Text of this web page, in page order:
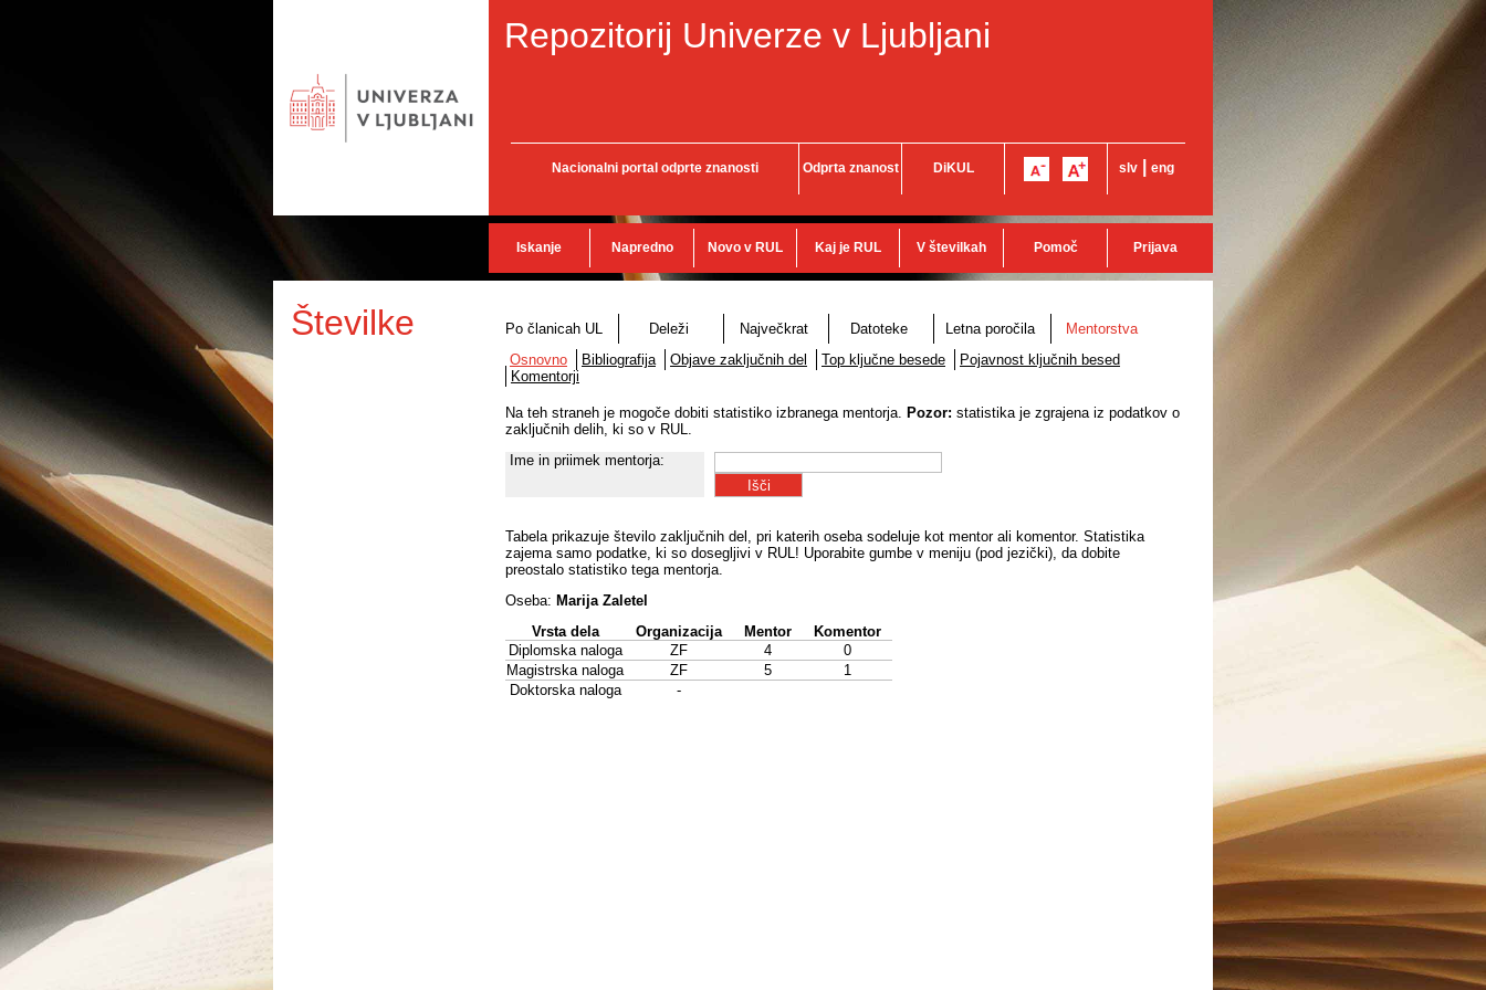
Repozitorij Univerze v Ljubljani
Nacionalni portal odprte znanosti Odprta znanost DiKUL slv eng
Iskanje Napredno Novo v RUL Kaj je RUL V številkah Pomoč Prijava
Številke Po članicah UL Deleži Največkrat Datoteke Letna poročila
Mentorstva
Osnovno
Bibliografija Objave zaključnih del Top ključne besede
Pojavnost ključnih besed
Komentorji
Na teh straneh je mogoče dobiti statistiko izbranega mentorja. Pozor: statistika je zgrajena iz podatkov o
zaključnih delih, ki so v RUL.
Ime in priimek mentorja:
Tabela prikazuje število zaključnih del, pri katerih oseba sodeluje kot mentor ali komentor. Statistika
zajema samo podatke, ki so dosegljivi v RUL! Uporabite gumbe v meniju (pod jezički), da dobite
preostalo statistiko tega mentorja.
Oseba: Marija Zaletel
Vrsta dela
Organizacija Mentor
Komentor
Diplomska naloga
ZF 4
0
Magistrska naloga
ZF 5
1
Doktorska naloga
-